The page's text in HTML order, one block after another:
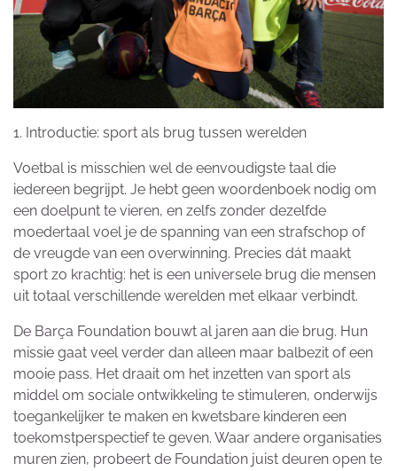
1. Introductie: sport als brug tussen werelden
Voetbal is misschien wel de eenvoudigste taal die
iedereen begrijpt. Je hebt geen woordenboek nodig om
een doelpunt te vieren, en zelfs zonder dezelfde
moedertaal voel je de spanning van een strafschop of
de vreugde van een overwinning. Precies dát maakt
sport zo krachtig: het is een universele brug die mensen
uit totaal verschillende werelden met elkaar verbindt.
De Barça Foundation bouwt al jaren aan die brug. Hun
missie gaat veel verder dan alleen maar balbezit of een
mooie pass. Het draait om het inzetten van sport als
middel om sociale ontwikkeling te stimuleren, onderwijs
toegankelijker te maken en kwetsbare kinderen een
toekomstperspectief te geven. Waar andere organisaties
muren zien, probeert de Foundation juist deuren open te